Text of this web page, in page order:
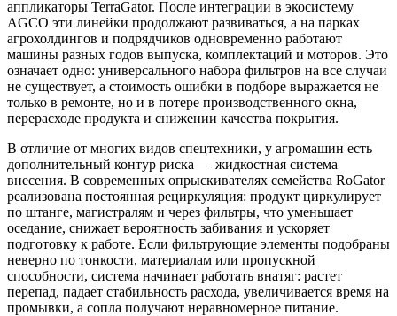
аппликаторы TerraGator. После интеграции в экосистему
AGCO эти линейки продолжают развиваться, а на парках
агрохолдингов и подрядчиков одновременно работают
машины разных годов выпуска, комплектаций и моторов. Это
означает одно: универсального набора фильтров на все случаи
не существует, а стоимость ошибки в подборе выражается не
только в ремонте, но и в потере производственного окна,
перерасходе продукта и снижении качества покрытия.
В отличие от многих видов спецтехники, у агромашин есть
дополнительный контур риска — жидкостная система
внесения. В современных опрыскивателях семейства RoGator
реализована постоянная рециркуляция: продукт циркулирует
по штанге, магистралям и через фильтры, что уменьшает
оседание, снижает вероятность забивания и ускоряет
подготовку к работе. Если фильтрующие элементы подобраны
неверно по тонкости, материалам или пропускной
способности, система начинает работать внатяг: растет
перепад, падает стабильность расхода, увеличивается время на
промывки, а сопла получают неравномерное питание.